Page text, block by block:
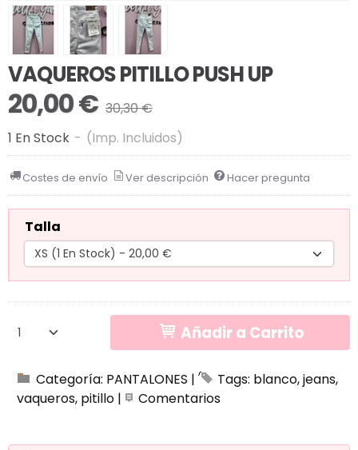
VAQUEROS PITILLO PUSH UP
20,00 € 30,30 €
1 En Stock - (Imp. Incluidos)
Costes de envío Ver descripción Hacer pregunta
Talla
Añadir a Carrito
Categoría: PANTALONES | Tags: blanco jeans
vaqueros pitillo | Comentarios